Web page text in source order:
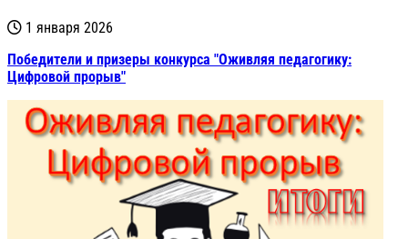
1 января 2026
Победители и призеры конкурса "Оживляя педагогику:
Цифровой прорыв"